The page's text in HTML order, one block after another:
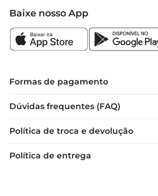
Baixe nosso App
Formas de pagamento
Dúvidas frequentes (FAQ)
Política de troca e devolução
Política de entrega